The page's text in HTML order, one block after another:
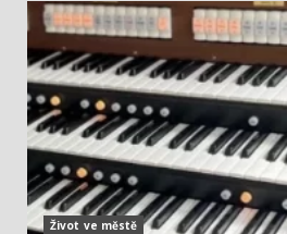
Život ve městě